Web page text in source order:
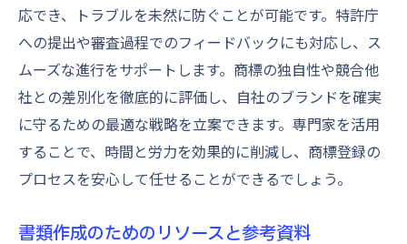
応でき、トラブルを未然に防ぐことが可能です。特許庁
への提出や審査過程でのフィードバックにも対応し、ス
ムーズな進行をサポートします。商標の独自性や競合他
社との差別化を徹底的に評価し、自社のブランドを確実
に守るための最適な戦略を立案できます。専門家を活用
することで、時間と労力を効果的に削減し、商標登録の
プロセスを安心して任せることができるでしょう。
書類作成のためのリソースと参考資料